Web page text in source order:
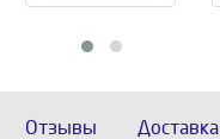
Отзывы Доставка